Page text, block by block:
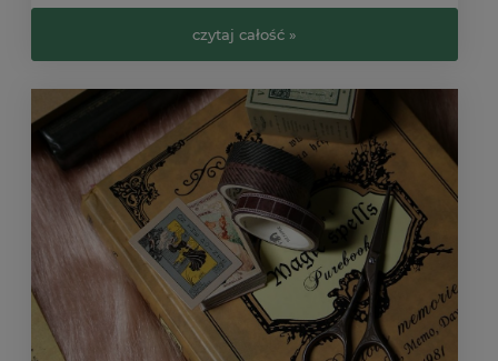
czytaj całość »